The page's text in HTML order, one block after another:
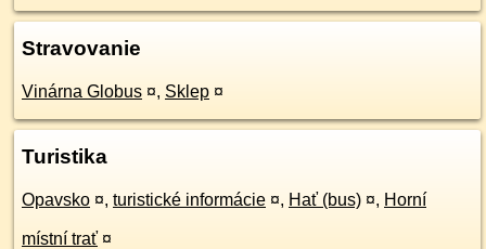
Stravovanie
Vinárna Globus ¤, Sklep ¤
Turistika
Opavsko ¤, turistické informácie ¤, Hať (bus) ¤, Horní
místní trať ¤